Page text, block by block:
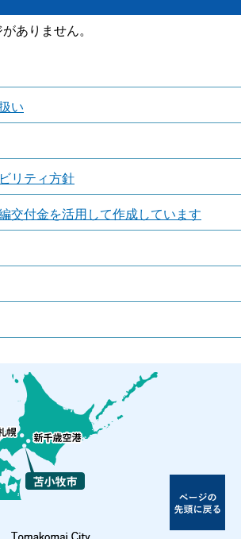
ありません。
い
リティ方針
交付金を活用して作成しています